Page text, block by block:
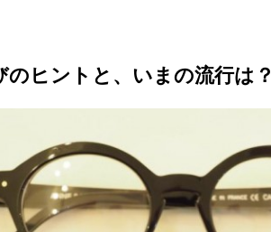
のヒントと、いまの流行は？